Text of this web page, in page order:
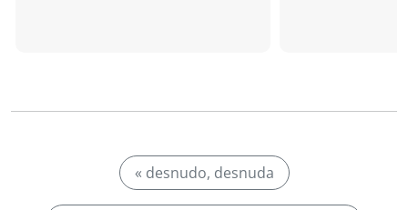
« desnudo, desnuda